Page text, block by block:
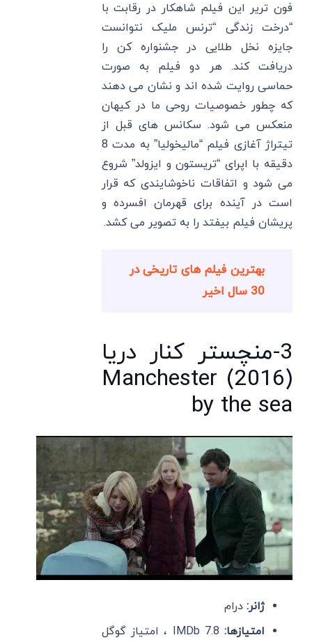
فون تریر این فیلم شاهکار در رقابت با
“درخت زندگی “ترنس ملیک نتوانست
جایزه نخل طلایی در جشنواره کن را
دریافت کند. هر دو فیلم به صورت
حماسی روایت شده اند و نشان می دهند
که چطور خصوصیات روحی ما در کیهان
منعکس می شود. سکانس های قبل از
تیتراژ آغازی فیلم “مالیخولیا” به مدت 8
دقیقه با اپرای “تریستون و ایزولد” شروع
می شود و اتفاقات ناخوشایندی که قرار
است در آینده برای قهرمان افسرده و
پریشان فیلم بیفتد را به تصویر می کشد.
بهترین فیلم های تاریخی در
30 سال اخیر
3-منچستر کنار دریا
(2016) Manchester
by the sea
ژانر: درام
امتیازها:
IMDb 7.8 ، امتیاز گوگل